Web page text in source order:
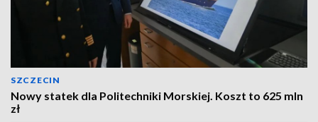
SZCZECIN
Nowy statek dla Politechniki Morskiej. Koszt to 625 mln
zł